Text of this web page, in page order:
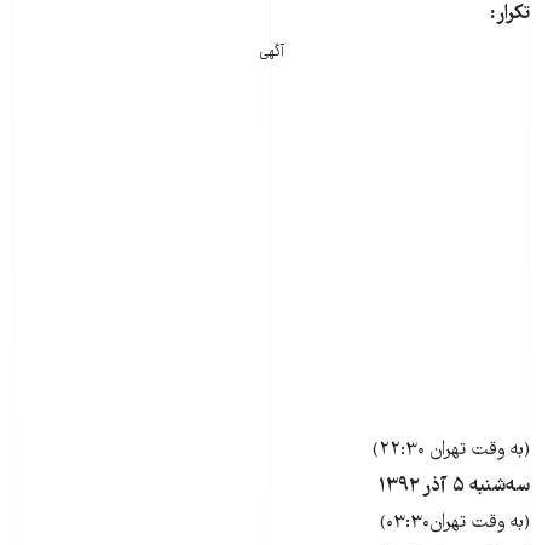
تکرار:
آگهی
(به وقت تهران ۲۲:۳۰)
سه‌شنبه ۵ آذر ۱۳۹۲
(به وقت تهران۰۳:۳۰)